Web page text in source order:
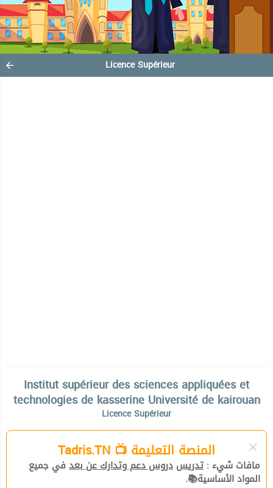
Licence Supérieur
Institut supérieur des sciences appliquées et
technologies de kasserine Université de kairouan
Licence Supérieur
المنصة التعليمة 📺 Tadris.TN
مافات شيء : تدريس دروس دعم وتدارك عن بعد في جميع
المواد الأساسية📚.